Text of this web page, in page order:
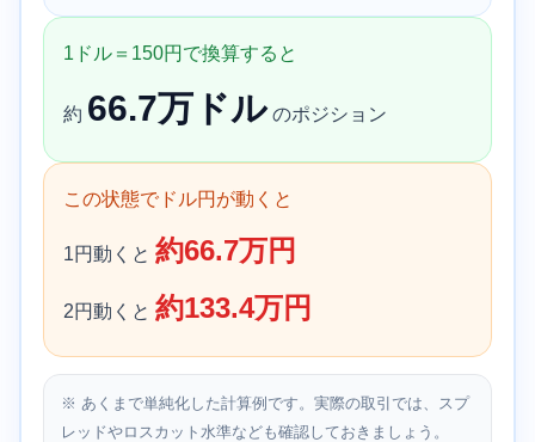
1ドル＝150円で換算すると
約 66.7万ドルのポジション
この状態でドル円が動くと
1円動くと 約66.7万円
2円動くと 約133.4万円
※ あくまで単純化した計算例です。実際の取引では、スプ
レッドやロスカット水準なども確認しておきましょう。